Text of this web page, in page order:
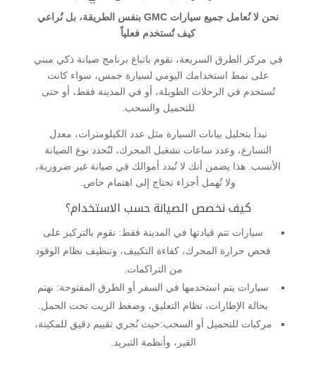
نحن لا نُعامل جميع سيارات GMC بنفس الطريقة، بل نُراعي
كيف تُستخدم فعلياً
في مركز الطرق السريعة، نقوم باتباع برنامج صيانة ذكي مبني
على نمط استخدامك اليومي لسيارة جمس، سواء كانت
تُستخدم في الرحلات الطويلة، أو في المدينة فقط، أو حتى
للتحميل والسحب.
نبدأ بتحليل بيانات السيارة مثل عدد الكيلومترات، معدل
التسارع، وعدد ساعات تشغيل المحرك، لنُحدد نوع الصيانة
الأنسب. هذا يضمن أنك لا تُبدد أموالك في صيانة غير ضرورية،
ولا تُهمل أجزاء تحتاج إلى اهتمام خاص.
كيف نخصص الصيانة حسب الاستخدام؟
سيارات تتم قيادتها في المدينة فقط: نقوم بالتركيز على
فحص حرارة المحرك، كفاءة التكييف، وتنظيف نظام الوقود
من التراكمات.
سيارات يتم استخدمها في السفر أو الطرق المفتوحة: نهتم
بحالة الإطارات، نظام التعليق، وضغط الزيت تحت الحمل.
مركبات للتحميل أو السحب:حيث نُجري تقييم دقيق للمكينة،
القير، وأنظمة التبريد.